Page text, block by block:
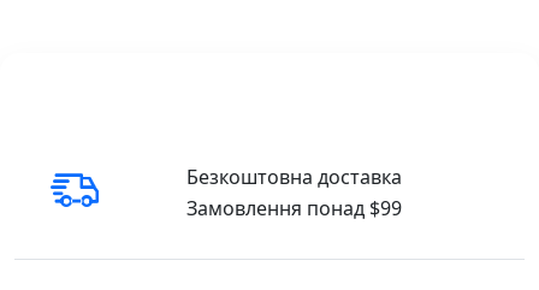
доставкою по всій території США та Канади.
Замовляйте онлайн українські книги з
відправленням.
Безкоштовна доставка
Замовлення понад $99